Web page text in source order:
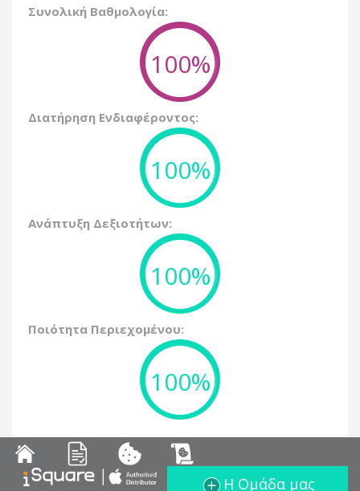
Συνολική Βαθμολογία:
100%
Διατήρηση Ενδιαφέροντος:
100%
Ανάπτυξη Δεξιοτήτων:
100%
Ποιότητα Περιεχομένου:
100%
Η Ομάδα μας